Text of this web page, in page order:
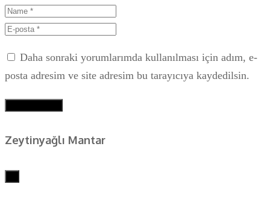
Daha sonraki yorumlarımda kullanılması için adım, e-
posta adresim ve site adresim bu tarayıcıya kaydedilsin.
Zeytinyağlı Mantar